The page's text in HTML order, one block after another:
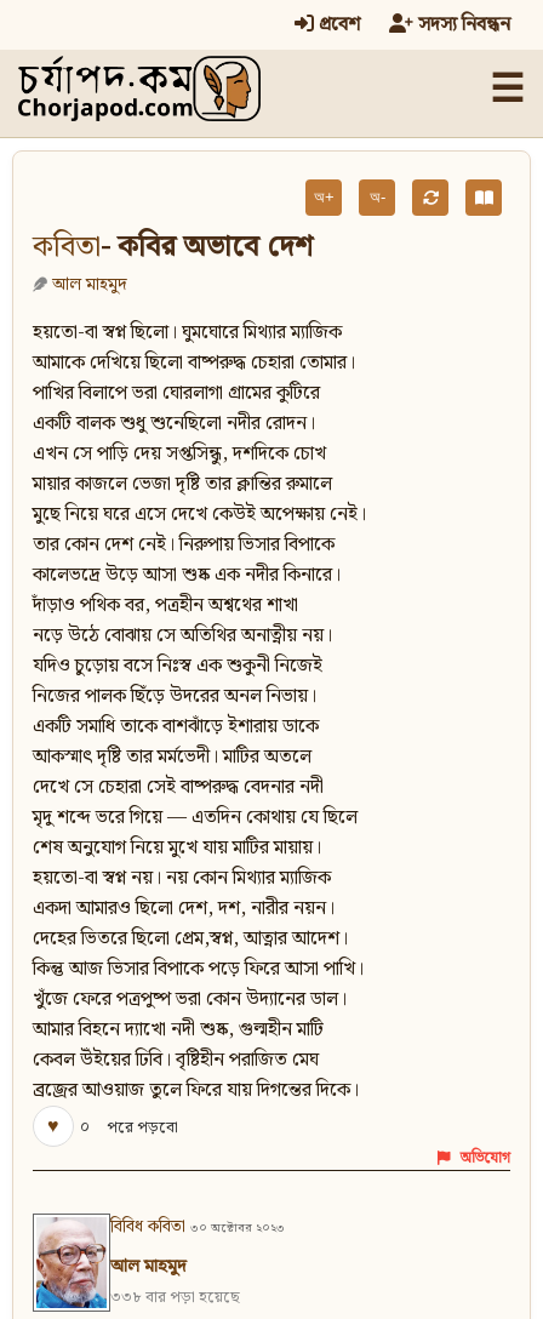
প্রবেশ সদস্য নিবন্ধন
☰
অ+ অ-
কবিতা- কবির অভাবে দেশ
আল মাহমুদ
হয়তো-বা স্বপ্ন ছিলো। ঘুমঘোরে মিথ্যার ম্যাজিক
আমাকে দেখিয়ে ছিলো বাষ্পরুদ্ধ চেহারা তোমার।
পাখির বিলাপে ভরা ঘোরলাগা গ্র‍ামের কুটিরে
একটি বালক শুধু শুনেছিলো নদীর রোদন।
এখন সে পাড়ি দেয় সপ্তসিন্ধু, দশদিকে চোখ
মায়ার কাজলে ভেজা দৃষ্টি তার ক্লান্তির রুমালে
মুছে নিয়ে ঘরে এসে দেখে কেউই অপেক্ষায় নেই।
তার কোন দেশ নেই। নিরুপায় ভিসার বিপাকে
কালেভদ্র‍ে উড়ে আসা শুষ্ক এক নদীর কিনারে।
দাঁড়াও পথিক বর, পত্র‍হীন অশ্বথের শাখা
নড়ে উঠে বোঝায় সে অতিথির অনাত্নীয় নয়।
যদিও চুড়োয় বসে নিঃস্ব এক শুকুনী নিজেই
নিজের পালক ছিঁড়ে উদরের অনল নিভায়।
একটি সমাধি তাকে বাশঝাঁড়ে ইশারায় ডাকে
আকস্মাৎ দৃষ্টি তার মর্মভেদী। মাটির অতলে
দেখে সে চেহারা সেই বাষ্পরুদ্ধ বেদনার নদী
মৃদু শব্দে ভরে গিয়ে — এতদিন কোথায় যে ছিলে
শেষ অনুযোগ নিয়ে মুখে যায় মাটির মায়ায়।
হয়তো-বা স্বপ্ন নয়। নয় কোন মিথ্যার ম্যাজিক
একদা আমারও ছিলো দেশ, দশ, নারীর নয়ন।
দেহের ভিতরে ছিলো প্র‍েম,স্বপ্ন, আত্নার আদেশ।
কিন্তু আজ ভিসার বিপাকে পড়ে ফিরে আসা পাখি।
খুঁজে ফেরে পত্র‍পুষ্প ভরা কোন উদ্যানের ডাল।
আমার বিহনে দ্যাখো নদী শুষ্ক, গুল্মহীন মাটি
কেবল উঁইয়ের ঢিবি। বৃষ্টিহীন পরাজিত মেঘ
ব্র‍জ্র‍ের আওয়াজ তুলে ফিরে যায় দিগন্তের দিকে।
♥
০ পরে পড়বো
অভিযোগ
বিবিধ কবিতা ৩০ অক্টোবর ২০২৩
আল মাহমুদ
৩৩৮ বার পড়া হয়েছে